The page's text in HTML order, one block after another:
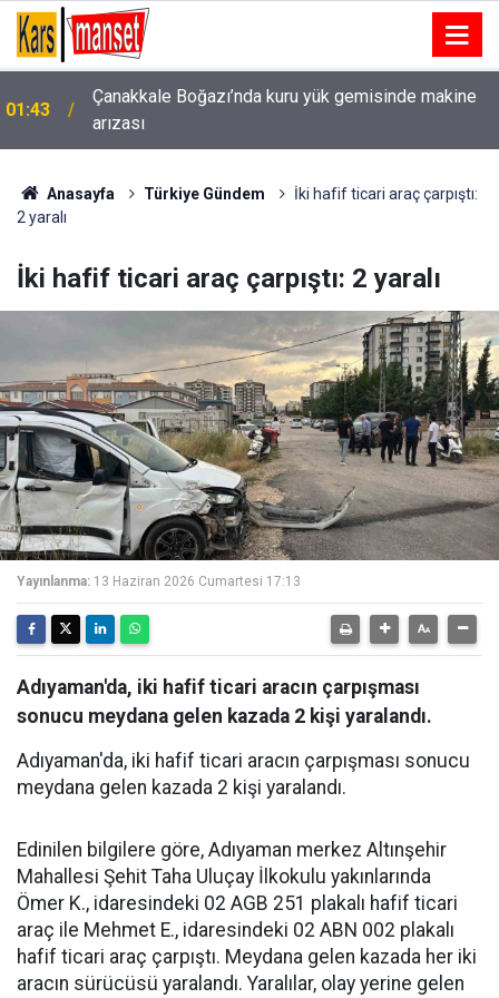
01:43
Çanakkale Boğazı’nda kuru yük gemisinde makine
arızası
Kartal’da minibüs yangını: Peş peşe patlamalar
Anasayfa Türkiye Gündem
İki hafif ticari araç çarpıştı:
2 yaralı
İki hafif ticari araç çarpıştı: 2 yaralı
Yayınlanma: 13 Haziran 2026 Cumartesi 17:13
Adıyaman'da, iki hafif ticari aracın çarpışması
sonucu meydana gelen kazada 2 kişi yaralandı.
Adıyaman'da, iki hafif ticari aracın çarpışması sonucu
meydana gelen kazada 2 kişi yaralandı.
Edinilen bilgilere göre, Adıyaman merkez Altınşehir
Mahallesi Şehit Taha Uluçay İlkokulu yakınlarında
Ömer K., idaresindeki 02 AGB 251 plakalı hafif ticari
araç ile Mehmet E., idaresindeki 02 ABN 002 plakalı
hafif ticari araç çarpıştı. Meydana gelen kazada her iki
aracın sürücüsü yaralandı. Yaralılar, olay yerine gelen